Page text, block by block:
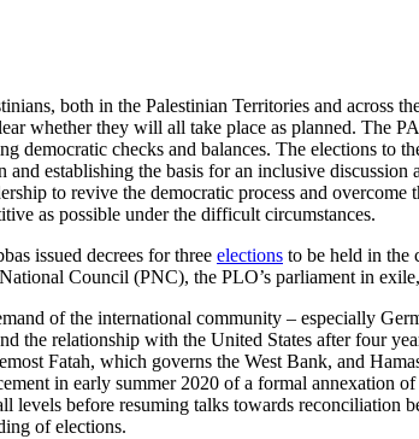
both in the Palestinian Territories and
whether they will all take place as planned. The
democratic checks and bal­ances. The elections
and establishing the basis for an inclusive
to revive the democratic process and
as possible under the difficult circumstances.
issued decrees for three elections to be held in the
Council (PNC), the PLO’s parliament in
of the international community – especially
the relationship with the United States after four
Fatah, which governs the West Bank, and
in early sum­mer 2020 of a formal
levels before resuming talks towards reconciliation
of elections.